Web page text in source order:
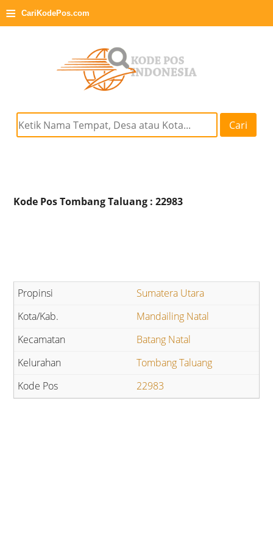
≡ CariKodePos.com
Cari
Kode Pos Tombang Taluang : 22983
Sumatera Utara
Mandailing Natal
Batang Natal
Tombang Taluang
22983